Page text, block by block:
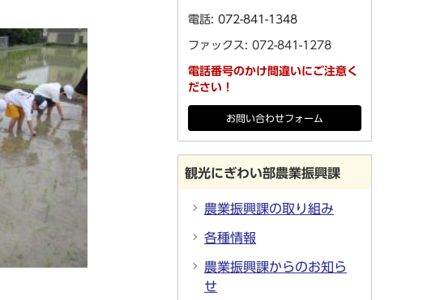
電話: 072-841-1348
ファックス: 072-841-1278
電話番号のかけ間違いにご注意く
ださい！
お問い合わせフォーム
観光にぎわい部農業振興課
農業振興課の取り組み
各種情報
農業振興課からのお知ら
せ